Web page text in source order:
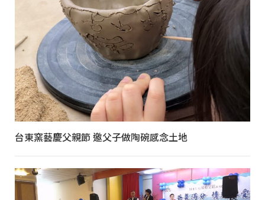
台東窯藝慶父親節 邀父子做陶碗感念土地